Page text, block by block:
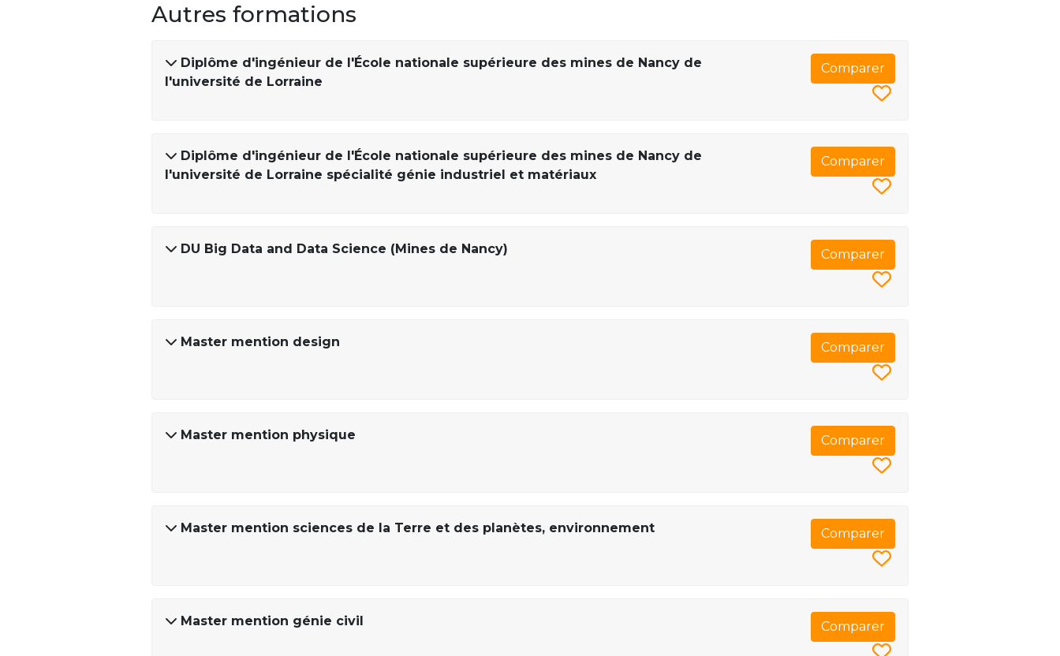
Autres formations
Diplôme d'ingénieur de l'École nationale supérieure des mines de Nancy de
l'université de Lorraine
Comparer
Diplôme d'ingénieur de l'École nationale supérieure des mines de Nancy de
l'université de Lorraine spécialité génie industriel et matériaux
Comparer
DU Big Data and Data Science (Mines de Nancy) Comparer
Master mention design Comparer
Master mention physique Comparer
Master mention sciences de la Terre et des planètes, environnement Comparer
Master mention génie civil Comparer